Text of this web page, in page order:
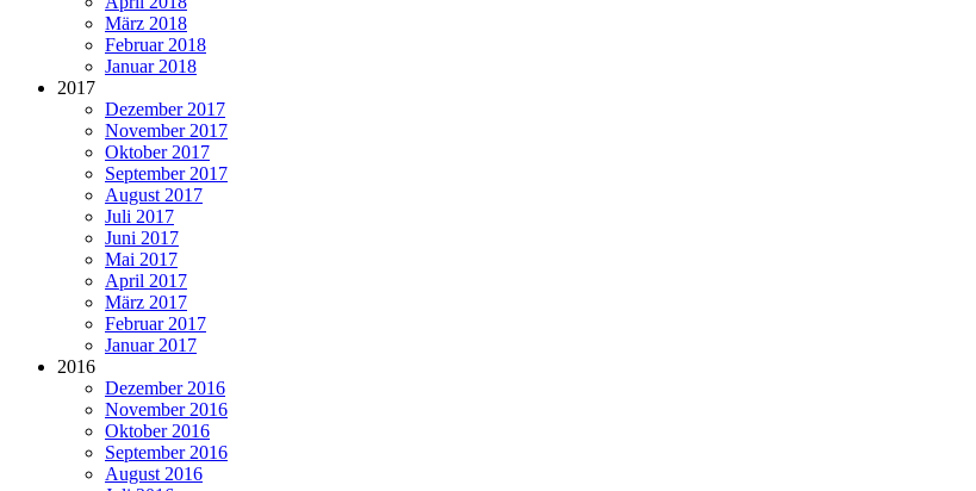
März 2018
Februar 2018
Januar 2018
2017
Dezember 2017
November 2017
Oktober 2017
September 2017
August 2017
Juli 2017
Juni 2017
Mai 2017
April 2017
März 2017
Februar 2017
Januar 2017
2016
Dezember 2016
November 2016
Oktober 2016
September 2016
August 2016